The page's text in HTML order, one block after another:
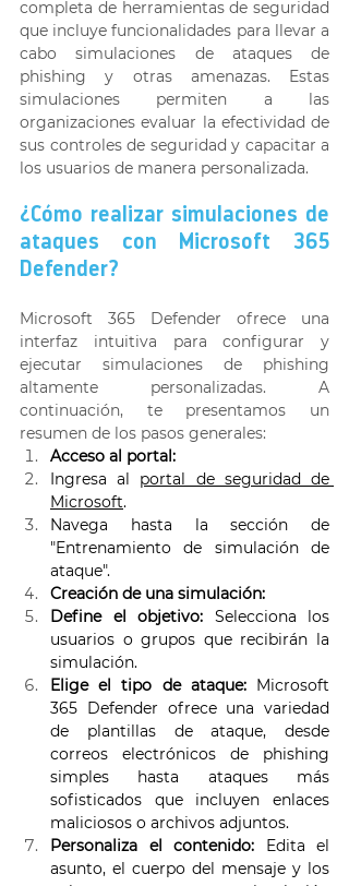
completa de herramientas de seguridad
que incluye funcionalidades para llevar a
cabo simulaciones de ataques de
phishing y otras amenazas. Estas
simulaciones permiten a las
organizaciones evaluar la efectividad de
sus controles de seguridad y capacitar a
los usuarios de manera personalizada.
¿Cómo realizar simulaciones de
ataques con Microsoft 365
Defender?
Microsoft 365 Defender ofrece una
interfaz intuitiva para configurar y
ejecutar simulaciones de phishing
altamente personalizadas. A
continuación, te presentamos un
resumen de los pasos generales:
Acceso al portal:
Ingresa al portal de seguridad de
Microsoft.
Navega hasta la sección de
"Entrenamiento de simulación de
ataque".
Creación de una simulación:
Define el objetivo: Selecciona los
usuarios o grupos que recibirán la
simulación.
Elige el tipo de ataque: Microsoft
365 Defender ofrece una variedad
de plantillas de ataque, desde
correos electrónicos de phishing
simples hasta ataques más
sofisticados que incluyen enlaces
maliciosos o archivos adjuntos.
Personaliza el contenido: Edita el
asunto, el cuerpo del mensaje y los